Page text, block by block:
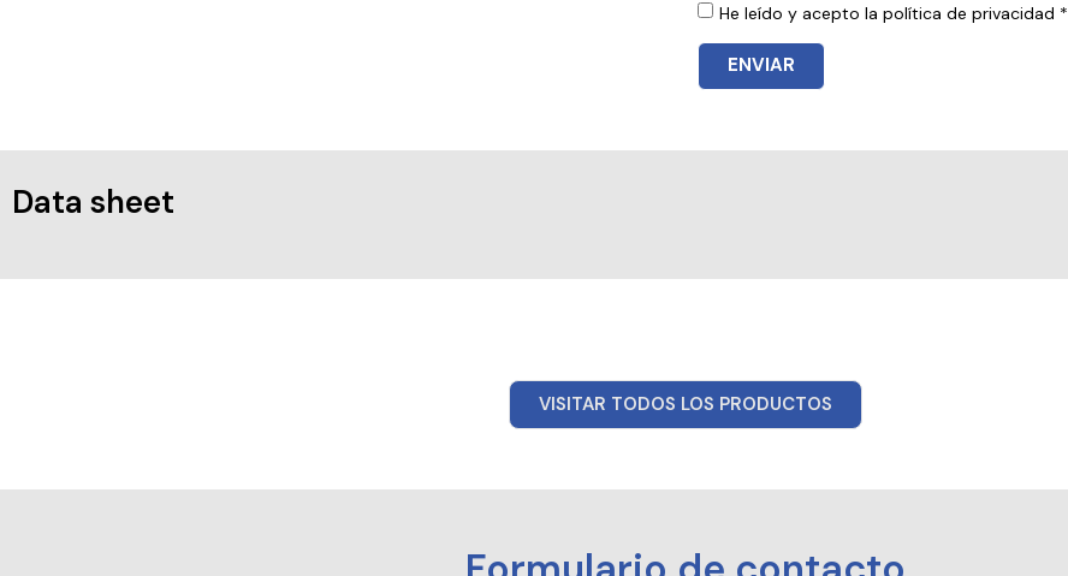
He leído y acepto la política de privacidad *
ENVIAR
Data sheet
VISITAR TODOS LOS PRODUCTOS